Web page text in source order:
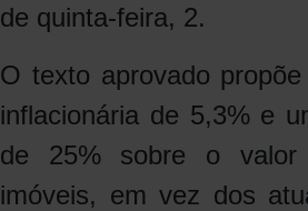
de quinta-feira, 2.
O texto aprovado
inflacionária de 5,3% e
de 25% sobre o valor
imóveis, em vez dos